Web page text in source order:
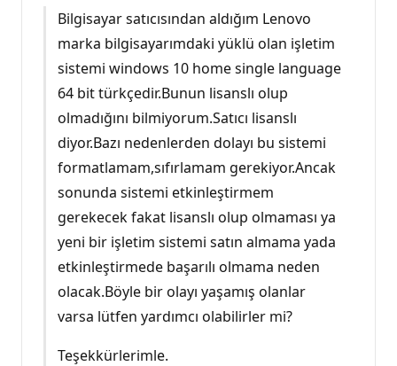
Bilgisayar satıcısından aldığım Lenovo
marka bilgisayarımdaki yüklü olan işletim
sistemi windows 10 home single language
64 bit türkçedir.Bunun lisanslı olup
olmadığını bilmiyorum.Satıcı lisanslı
diyor.Bazı nedenlerden dolayı bu sistemi
formatlamam,sıfırlamam gerekiyor.Ancak
sonunda sistemi etkinleştirmem
gerekecek fakat lisanslı olup olmaması ya
yeni bir işletim sistemi satın almama yada
etkinleştirmede başarılı olmama neden
olacak.Böyle bir olayı yaşamış olanlar
varsa lütfen yardımcı olabilirler mi?
Teşekkürlerimle.